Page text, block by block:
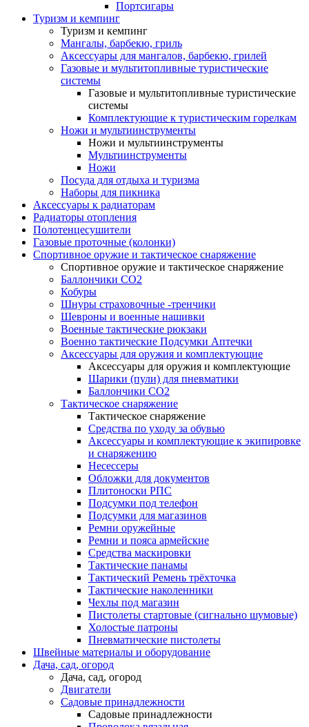
Портсигары
Туризм и кемпинг
Туризм и кемпинг
Мангалы, барбекю, гриль
Аксессуары для мангалов, барбекю, грилей
Газовые и мультитопливные туристические
системы
Газовые и мультитопливные туристические
системы
Комплектующие к туристическим горелкам
Ножи и мультиинструменты
Ножи и мультиинструменты
Мультиинструменты
Ножи
Посуда для отдыха и туризма
Наборы для пикника
Аксессуары к радиаторам
Радиаторы отопления
Полотенцесушители
Газовые проточные (колонки)
Спортивное оружие и тактическое снаряжение
Спортивное оружие и тактическое снаряжение
Баллончики CO2
Кобуры
Шнуры страховочные -тренчики
Шевроны и военные нашивки
Военные тактические рюкзаки
Военно тактические Подсумки Аптечки
Аксессуары для оружия и комплектующие
Аксессуары для оружия и комплектующие
Шарики (пули) для пневматики
Баллончики CO2
Тактическое снаряжение
Тактическое снаряжение
Средства по уходу за обувью
Аксессуары и комплектующие к экипировке
и снаряжению
Несессеры
Обложки для документов
Плитоноски РПС
Подсумки под телефон
Подсумки для магазинов
Ремни оружейные
Ремни и пояса армейские
Средства маскировки
Тактические панамы
Тактический Ремень трёхточка
Тактические наколенники
Чехлы под магазин
Пистолеты стартовые (сигнально шумовые)
Холостые патроны
Пневматические пистолеты
Швейные материалы и оборудование
Дача, сад, огород
Дача, сад, огород
Двигатели
Садовые принадлежности
Садовые принадлежности